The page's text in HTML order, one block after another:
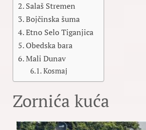
Salaš Stremen
Bojčinska šuma
Etno Selo Tiganjica
Obedska bara
Mali Dunav
Kosmaj
Zornića kuća